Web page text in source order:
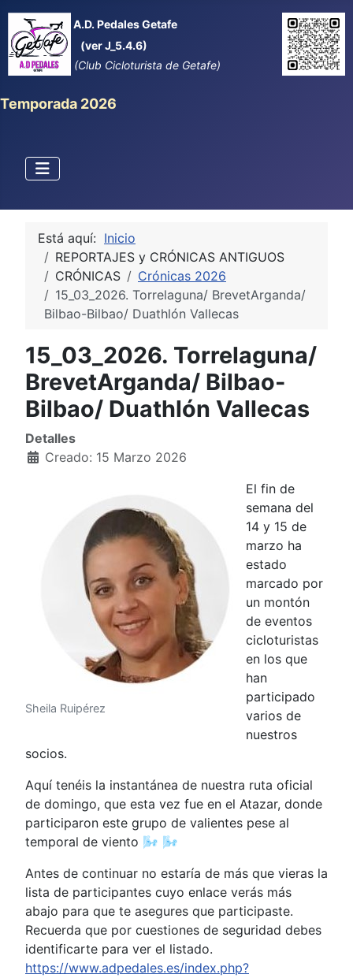
A.D. Pedales Getafe
(ver J_5.4.6)
(Club Cicloturista de Getafe)
Temporada 2026
Está aquí: Inicio
REPORTAJES y CRÓNICAS ANTIGUOS
CRÓNICAS
Crónicas 2026
15_03_2026. Torrelaguna/ BrevetArganda/
Bilbao-Bilbao/ Duathlón Vallecas
15_03_2026. Torrelaguna/
BrevetArganda/ Bilbao-
Bilbao/ Duathlón Vallecas
Detalles
Creado: 15 Marzo 2026
Sheila Ruipérez
El fin de
semana del
14 y 15 de
marzo ha
estado
marcado por
un montón
de eventos
cicloturistas
en los que
han
participado
varios de
nuestros
socios.
Aquí tenéis la instantánea de nuestra ruta oficial
de domingo, que esta vez fue en el Atazar, donde
participaron este grupo de valientes pese al
temporal de viento 🌬️ 🌬️
Antes de continuar no estaría de más que vieras la
lista de participantes cuyo enlace verás más
abajo para que te asegures que participaste.
Recuerda que por cuestiones de seguridad debes
identificarte para ver el listado.
https://www.adpedales.es/index.php?